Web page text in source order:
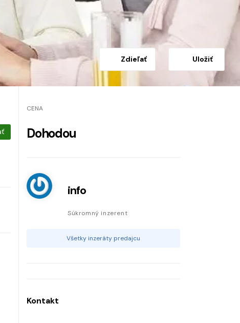
Zdieľať Uložiť
CENA
Dohodou
info
Súkromný inzerent
Všetky inzeráty predajcu
Kontakt